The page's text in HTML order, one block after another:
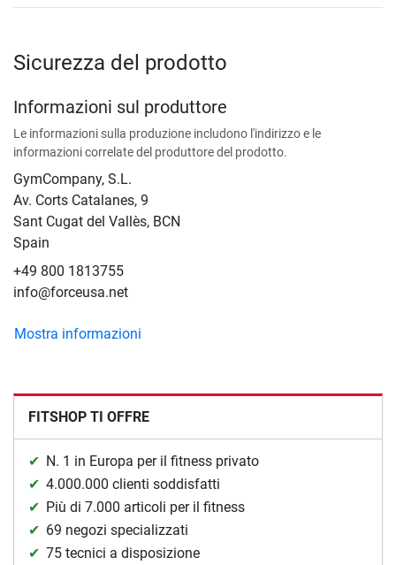
Sicurezza del prodotto
Informazioni sul produttore
Le informazioni sulla produzione includono l'indirizzo e le
informazioni correlate del produttore del prodotto.
GymCompany, S.L.
Av. Corts Catalanes, 9
Sant Cugat del Vallès, BCN
Spain
+49 800 1813755
info@forceusa.net
Mostra informazioni
FITSHOP TI OFFRE
N. 1 in Europa per il fitness privato
4.000.000 clienti soddisfatti
Più di 7.000 articoli per il fitness
69 negozi specializzati
75 tecnici a disposizione